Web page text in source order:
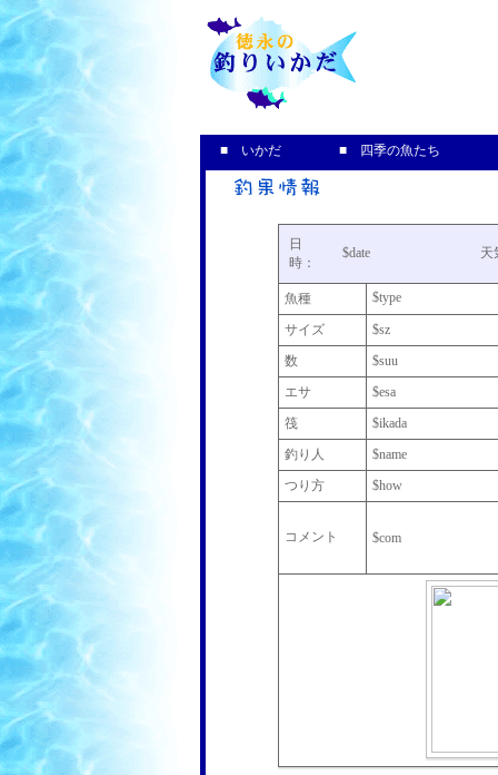
■ いかだ ■ 四季の魚たち
日
時：
$date 天
魚種 $type
サイズ
$sz
数
$suu
エサ
$esa
筏
$ikada
釣り人
$name
つり方
$how
コメント $com